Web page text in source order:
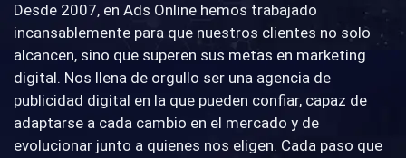
Desde 2007, en Ads Online hemos trabajado
incansablemente para que nuestros clientes no solo
alcancen, sino que superen sus metas en marketing
digital. Nos llena de orgullo ser una agencia de
publicidad digital en la que pueden confiar, capaz de
adaptarse a cada cambio en el mercado y de
evolucionar junto a quienes nos eligen. Cada paso que